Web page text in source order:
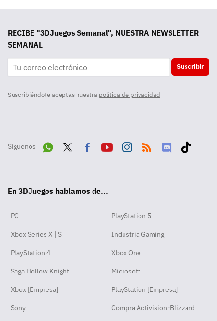
RECIBE "3DJuegos Semanal", NUESTRA NEWSLETTER
SEMANAL
Suscribir
Suscribiéndote aceptas nuestra política de privacidad
Síguenos
pp
ok
En 3DJuegos hablamos de...
PC PlayStation 5
Xbox Series X | S Industria Gaming
PlayStation 4 Xbox One
Saga Hollow Knight Microsoft
Xbox [Empresa] PlayStation [Empresa]
Sony Compra Activision-Blizzard